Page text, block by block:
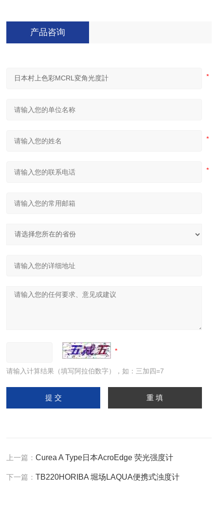
产品咨询
请输入计算结果（填写阿拉伯数字），如：三加四=7
上一篇：Curea A Type日本AcroEdge 荧光强度计
下一篇：TB220HORIBA 堀场LAQUA便携式浊度计